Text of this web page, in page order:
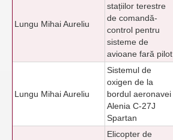
Lungu Mihai Aureliu
stațiilor terestre
de comandă-
control pentru
sisteme de
avioane fară pilot
Lungu Mihai Aureliu
Sistemul de
oxigen de la
bordul aeronavei
Alenia C-27J
Spartan
Elicopter de